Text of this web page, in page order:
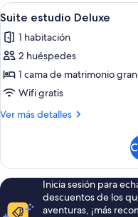
Abrir
todas
las
fotos
de
Suite
estudio
12
Suite estudio Deluxe
1 habitación
2 huéspedes
1 cama de matrimonio
Wifi gratis
Ver más detalles
Más
estudio
Deluxe
Inicia sesión para
descuentos de los
aventuras, ¡más